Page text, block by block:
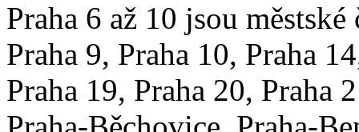
Praha 6 až 10 jsou
Praha 9, Praha 10, Praha
Praha 19, Praha 20, Praha